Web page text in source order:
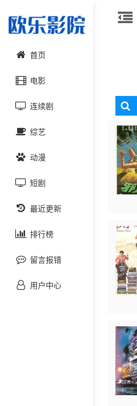
首页
电影
动作片
喜剧片
爱情片
科幻片
恐怖片
剧情片
战争片
悬疑片
连续剧
国产剧
港台剧
日韩剧
欧美剧
泰国剧
综艺
大陆综艺
日韩综艺
港台综艺
欧美综艺
动漫
国产动漫
日韩动漫
欧美动漫
短剧
最近更新
排行榜
留言报错
用户中心